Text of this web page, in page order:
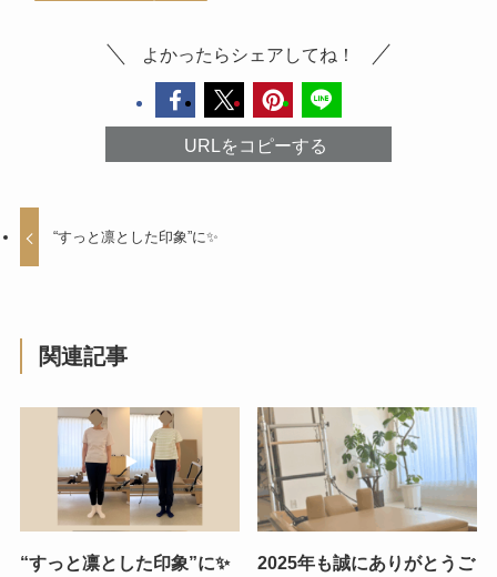
よかったらシェアしてね！
URLをコピーする
“すっと凛とした印象”に✨
関連記事
“すっと凛とした印象”に✨
2025年も誠にありがとうご